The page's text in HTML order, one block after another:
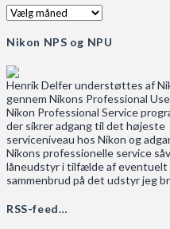
Arkiv
Nikon NPS og NPU
Henrik Delfer understøttes af
gennem Nikons Professional
Nikon Professional Service
der sikrer adgang til det højeste
serviceniveau hos Nikon og
Nikons professionelle service
låneudstyr i tilfælde af eventuelt
sammenbrud på det udstyr jeg
RSS-feed…